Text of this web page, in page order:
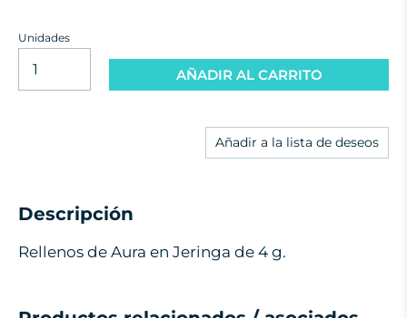
Unidades
AÑADIR AL CARRITO
Añadir a la lista de deseos
Descripción
Rellenos de Aura en Jeringa de 4 g.